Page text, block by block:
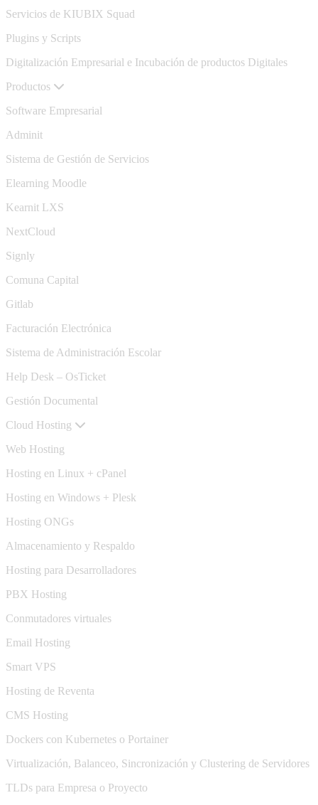
Servicios de KIUBIX Squad
Plugins y Scripts
Digitalización Empresarial e Incubación de productos Digitales
Productos
Software Empresarial
Adminit
Sistema de Gestión de Servicios
Elearning Moodle
Kearnit LXS
NextCloud
Signly
Comuna Capital
Gitlab
Facturación Electrónica
Sistema de Administración Escolar
Help Desk – OsTicket
Gestión Documental
Cloud Hosting
Web Hosting
Hosting en Linux + cPanel
Hosting en Windows + Plesk
Hosting ONGs
Almacenamiento y Respaldo
Hosting para Desarrolladores
PBX Hosting
Conmutadores virtuales
Email Hosting
Smart VPS
Hosting de Reventa
CMS Hosting
Dockers con Kubernetes o Portainer
Virtualización, Balanceo, Sincronización y Clustering de Servidores
TLDs para Empresa o Proyecto